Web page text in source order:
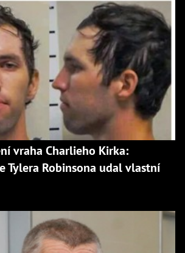
vraha Charlieho Kirka:
Tylera Robinsona udal vlastní